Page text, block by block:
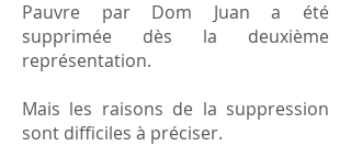
Pauvre par Dom Juan a été
supprimée dès la deuxième
représentation.
Mais les raisons de la suppression
sont difficiles à préciser.